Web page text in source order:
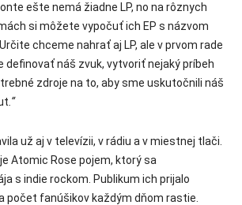
ešte nemá žiadne LP, no na rôznych
si môžete vypočuť ich EP s názvom
Určite chceme nahrať aj LP, ale v prvom rade
definovať náš zvuk, vytvoriť nejaký príbeh
zdroje na to, aby sme uskutočnili náš
.“
už aj v televízii, v rádiu a v miestnej tlači.
Atomic Rose pojem, ktorý sa
s indie rockom. Publikum ich prijalo
počet fanúšikov každým dňom rastie.